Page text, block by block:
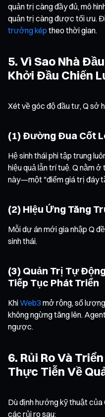
quản trị càng đầy đủ, mô
quản trị càng được tối ưu.
trưởng kép theo thời gian.
5. Vì Sao Nhà
Khởi Đầu Chiến
Xét về góc độ đầu tư, Q sở
(1) Đường Đua Cốt
Hệ sinh thái phi tập trung
hiệu quả lẫn trí tuệ. Q nằm
này—một "điểm giá trị đáy
(2) Hiệu Ứng Tăng
Mỗi dự án mới gia nhập Q
sinh thái.
(3) Quản Trị Tự
Tiếp Tục Phát Triển
KhiWeb3 mở rộng, số
không ngừng tăng lên.
ngược.
6. Rủi Ro Và
Thực Tiễn Về
Dù định hướng kỹ thuật của
các rủi ro sau: